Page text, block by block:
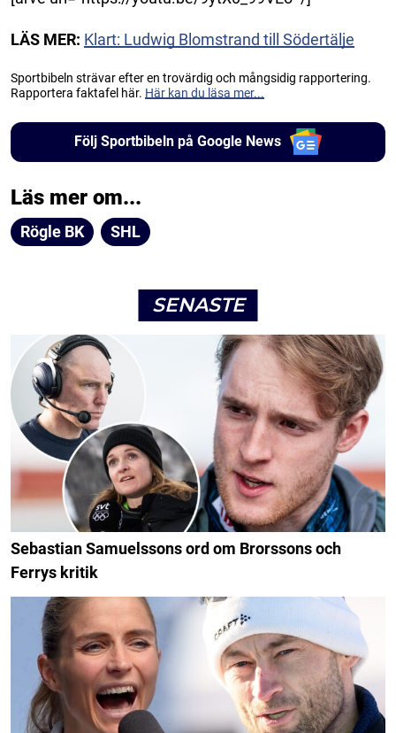
LÄS MER: Klart: Ludwig Blomstrand till Södertälje
Sportbibeln strävar efter en trovärdig och mångsidig rapportering.
Rapportera faktafel här. Här kan du läsa mer...
Följ Sportbibeln på Google News
Läs mer om...
Rögle BK SHL
SENASTE
Sebastian Samuelssons ord om Brorssons och
Ferrys kritik